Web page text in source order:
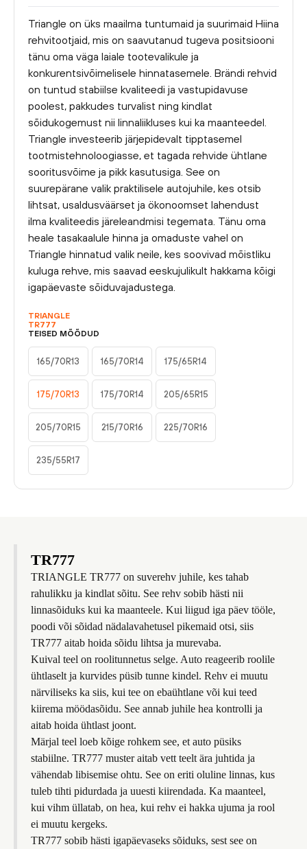
Triangle on üks maailma tuntumaid ja suurimaid Hiina
rehvitootjaid, mis on saavutanud tugeva positsiooni
tänu oma väga laiale tootevalikule ja
konkurentsivõimelisele hinnatasemele. Brändi rehvid
on tuntud stabiilse kvaliteedi ja vastupidavuse
poolest, pakkudes turvalist ning kindlat
sõidukogemust nii linnaliikluses kui ka maanteedel.
Triangle investeerib järjepidevalt tipptasemel
tootmistehnoloogiasse, et tagada rehvide ühtlane
sooritusvõime ja pikk kasutusiga. See on
suurepärane valik praktilisele autojuhile, kes otsib
lihtsat, usaldusväärset ja ökonoomset lahendust
ilma kvaliteedis järeleandmisi tegemata. Tänu oma
heale tasakaalule hinna ja omaduste vahel on
Triangle hinnatud valik neile, kes soovivad mõistliku
kuluga rehve, mis saavad eeskujulikult hakkama kõigi
igapäevaste sõiduvajadustega.
TRIANGLE
TR777
TEISED MÕÕDUD
165/70R13 165/70R14 175/65R14
175/70R13 175/70R14 205/65R15
205/70R15 215/70R16 225/70R16
235/55R17
TR777
TRIANGLE TR777 on suverehv juhile, kes tahab
rahulikku ja kindlat sõitu. See rehv sobib hästi nii
linnasõiduks kui ka maanteele. Kui liigud iga päev tööle,
poodi või sõidad nädalavahetusel pikemaid otsi, siis
TR777 aitab hoida sõidu lihtsa ja murevaba.
Kuival teel on roolitunnetus selge. Auto reageerib roolile
ühtlaselt ja kurvides püsib tunne kindel. Rehv ei muutu
närviliseks ka siis, kui tee on ebaühtlane või kui teed
kiirema möödasõidu. See annab juhile hea kontrolli ja
aitab hoida ühtlast joont.
Märjal teel loeb kõige rohkem see, et auto püsiks
stabiilne. TR777 muster aitab vett teelt ära juhtida ja
vähendab libisemise ohtu. See on eriti oluline linnas, kus
tuleb tihti pidurdada ja uuesti kiirendada. Ka maanteel,
kui vihm üllatab, on hea, kui rehv ei hakka ujuma ja rool
ei muutu kergeks.
TR777 sobib hästi igapäevaseks sõiduks, sest see on